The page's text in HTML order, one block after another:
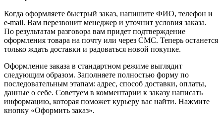
Когда оформляете быстрый заказ, напишите ФИО, телефон и
e-mail. Вам перезвонит менеджер и уточнит условия заказа.
По результатам разговора вам придет подтверждение
оформления товара на почту или через СМС. Теперь останется
только ждать доставки и радоваться новой покупке.
Оформление заказа в стандартном режиме выглядит
следующим образом. Заполняете полностью форму по
последовательным этапам: адрес, способ доставки, оплаты,
данные о себе. Советуем в комментарии к заказу написать
информацию, которая поможет курьеру вас найти. Нажмите
кнопку «Оформить заказ».